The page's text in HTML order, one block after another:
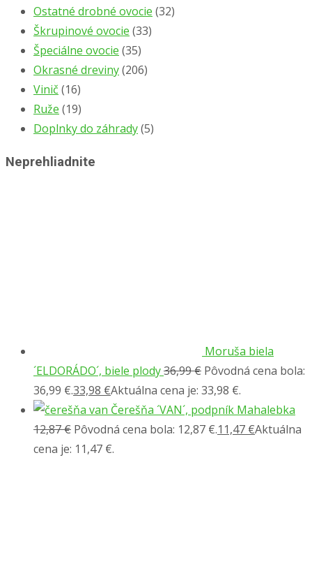
Ostatné drobné ovocie (32)
Škrupinové ovocie (33)
Špeciálne ovocie (35)
Okrasné dreviny(206)
Vinič (16)
Ruže (19)
Doplnky do záhrady(5)
Neprehliadnite
Moruša biela
´ELDORÁDO´, biele plody36,99€ Pôvodná cena bola:
36,99 €.33,98 €Aktuálna cena je: 33,98 €.
Čerešňa ´VAN´, podpník Mahalebka
12,87€ Pôvodná cena bola: 12,87 €.11,47 €Aktuálna
cena je: 11,47 €.